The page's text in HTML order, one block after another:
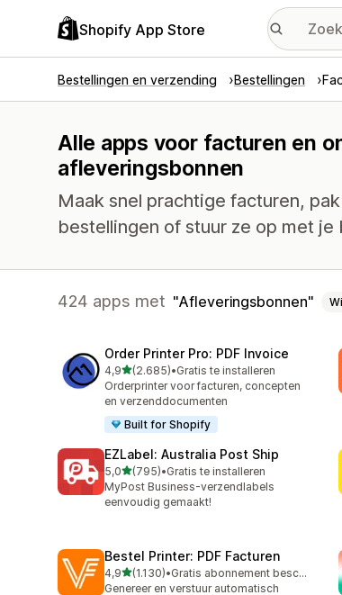
Shopify App Store
Bestellingen en verzending Bestellingen
Alle apps voor facturen en
afleveringsbonnen
Maak snel prachtige facturen,
bestellingen of stuur ze op met je
424 apps met Afleveringsbonnen
Order Printer Pro: PDF Invoice
4,9van 5 sterren
(2.685)
2685 recensies in totaal
•Gratis te installeren
Orderprinter voor facturen, concepten
en verzenddocumenten
Built for Shopify
EZLabel: Australia Post Ship
5,0van 5 sterren
(795)
795 recensies in totaal
•Gratis te installeren
MyPost Business-verzendlabels
eenvoudig gemaakt!
Bestel Printer: PDF Facturen
4,9van 5 sterren
(1.130)
1130 recensies in totaal
•
Gratis abonnement beschikbaar
Genereer en verstuur automatisch